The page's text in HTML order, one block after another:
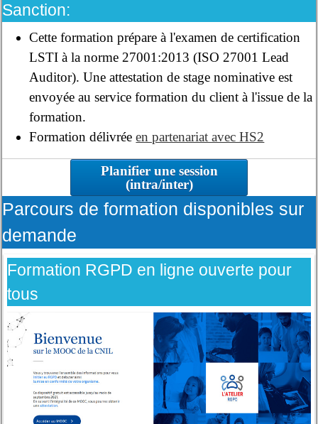
Sanction:
Cette formation prépare à l'examen de certification
LSTI à la norme 27001:2013 (ISO 27001 Lead
Auditor). Une attestation de stage nominative est
envoyée au service formation du client à l'issue de la
formation.
Formation délivréeen partenariat avec HS2
Planifier une session
(intra/inter)
Parcours de formation disponibles sur
demande
Formation RGPD en ligne ouverte pour
tous